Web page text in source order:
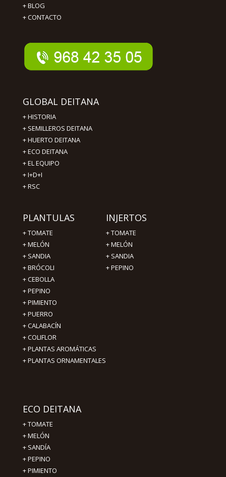
+BLOG
+CONTACTO
GLOBAL DEITANA
+HISTORIA
+ SEMILLEROS DEITANA
+HUERTO DEITANA
+ECO DEITANA
+EL EQUIPO
+I+D+I
+RSC
PLANTULAS
+TOMATE
+MELÓN
+ SANDIA
+BRÓCOLI
+CEBOLLA
+PEPINO
+PIMIENTO
+ PUERRO
+ CALABACÍN
+ COLIFLOR
+ PLANTAS AROMÁTICAS
+ PLANTAS ORNAMENTALES
INJERTOS
+TOMATE
+MELÓN
+ SANDIA
+PEPINO
ECO DEITANA
+TOMATE
+MELÓN
+ SANDÍA
+PEPINO
+PIMIENTO